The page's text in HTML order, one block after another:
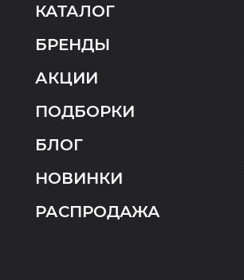
КАТАЛОГ
БРЕНДЫ
АКЦИИ
ПОДБОРКИ
БЛОГ
НОВИНКИ
РАСПРОДАЖА